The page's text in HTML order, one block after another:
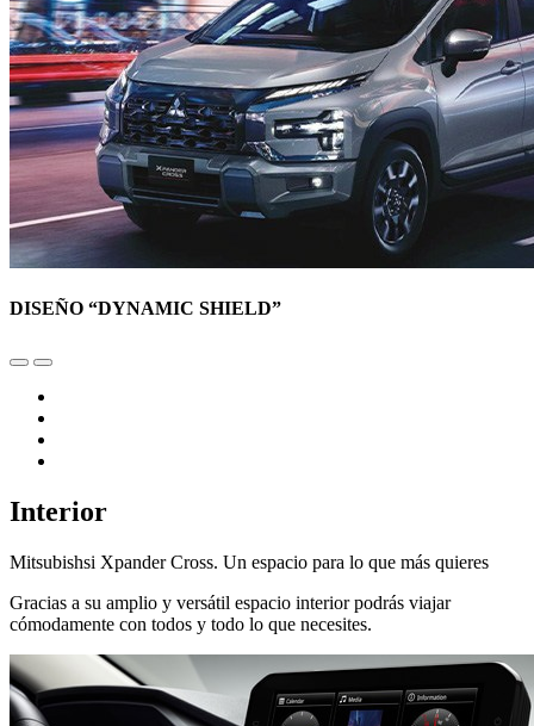
DISEÑO “DYNAMIC SHIELD”
Interior
Mitsubishsi Xpander Cross. Un espacio para lo que más quieres
Gracias a su amplio y versátil espacio interior podrás viajar
cómodamente con todos y todo lo que necesites.